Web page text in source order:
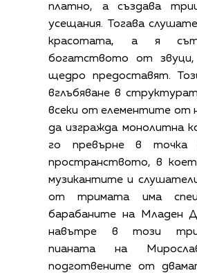
платно, а създава
усещания. Тогава
красотата, а я
богатството от
щедро предоставят.
вглъбяване в
всеки от елементите от
да изгражда монолитна
го превърне в точка
пространството, в
музикантите и
от тримата има
барабаните на Младен
навътре в този
пианата на
подготвените от